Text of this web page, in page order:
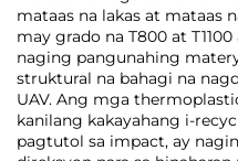
mataas na lakas at mataas
may grado na T800 at
naging pangunahing
struktural na bahagi na
UAV. Ang mga
kanilang kakayahang i-
pagtutol sa impact, ay